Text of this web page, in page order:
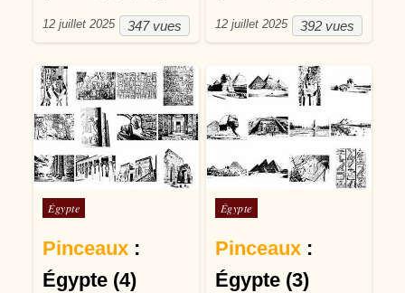
347 vues
12 juillet 2025 392 vues
12 juillet 2025
Posté dans
Égypte
Pinceaux :
Égypte (4)
Posté dans
Égypte
Pinceaux:
Égypte (3)